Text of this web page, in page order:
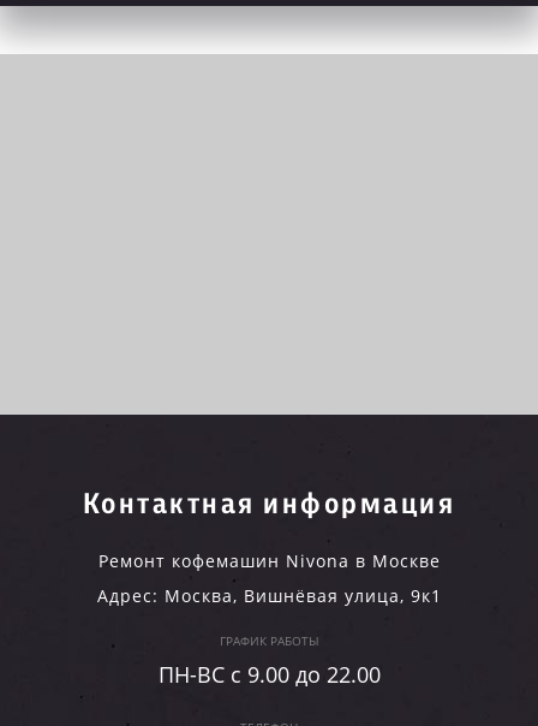
Контактная информация
Ремонт кофемашин Nivona в Москве
Адрес: Москва, Вишнёвая улица, 9к1
ГРАФИК РАБОТЫ
ПН-ВC c 9.00 до 22.00